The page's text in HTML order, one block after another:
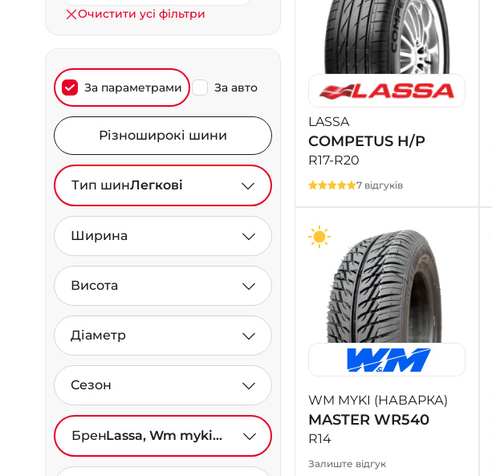
Очистити усі фільтри
За параметрами За авто
Різноширокі шини
Тип шинЛегкові
Ширина
Висота
Діаметр
Сезон
БрендLassa, Wm myki
(наварка)
LASSA
COMPETUS H/P
R17-R20
7 відгуків
WM MYKI (НАВАРКА)
MASTER WR540
R14
Залиште відгук